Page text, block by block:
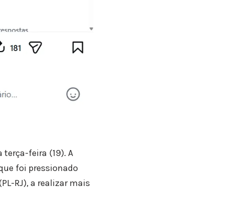
terça-feira (19). A
foi pressionado
RJ), a realizar mais